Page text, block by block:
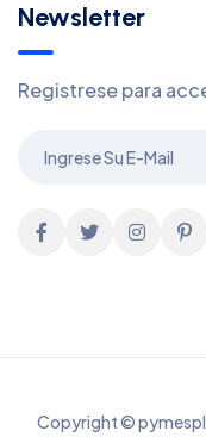
Newsletter
Registrese para
Copyright ©